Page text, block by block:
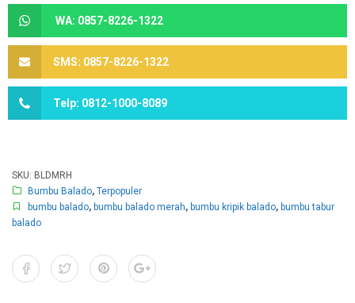
WA: 0857-8226-1322
SMS: 0857-8226-1322
Telp: 0812-1000-8089
SKU: BLDMRH
Bumbu Balado, Terpopuler
bumbu balado, bumbu balado merah, bumbu kripik balado, bumbu tabur
balado